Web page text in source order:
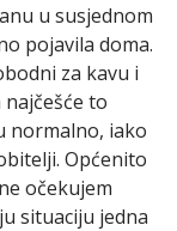
u susjednom
pojavila doma.
za kavu i
to
normalno, iako
Općenito
očekujem
situaciju jedna